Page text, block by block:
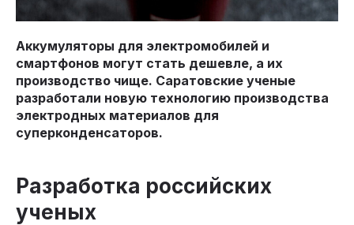
Аккумуляторы для электромобилей и
смартфонов могут стать дешевле, а их
производство чище. Саратовские ученые
разработали новую технологию производства
электродных материалов для
суперконденсаторов.
Разработка российских
ученых